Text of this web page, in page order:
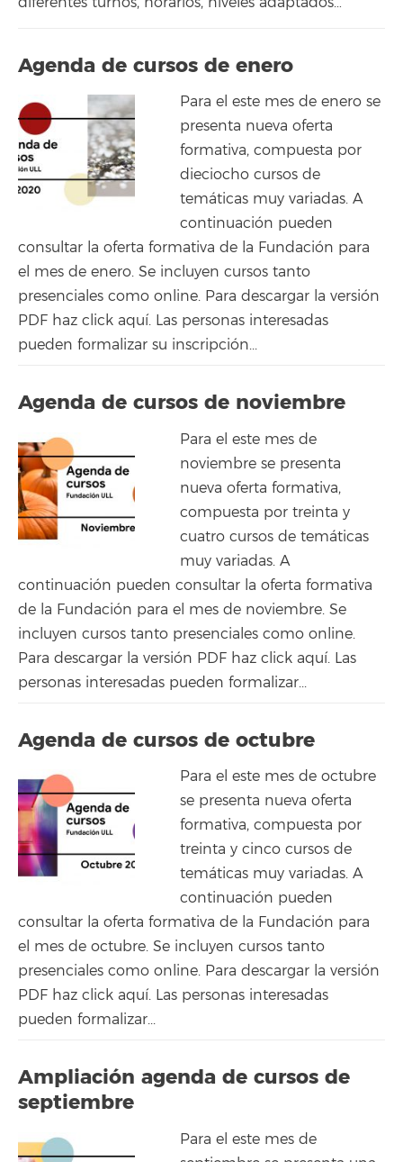
Agenda de cursos de enero
Para el este mes de enero se
presenta nueva oferta
formativa, compuesta por
dieciocho cursos de
temáticas muy variadas. A
continuación pueden
consultar la oferta formativa de la Fundación para
el mes de enero. Se incluyen cursos tanto
presenciales como online. Para descargar la versión
PDF haz click aquí. Las personas interesadas
pueden formalizar su inscripción...
Agenda de cursos de noviembre
Para el este mes de
noviembre se presenta
nueva oferta formativa,
compuesta por treinta y
cuatro cursos de temáticas
muy variadas. A
continuación pueden consultar la oferta formativa
de la Fundación para el mes de noviembre. Se
incluyen cursos tanto presenciales como online.
Para descargar la versión PDF haz click aquí. Las
personas interesadas pueden formalizar...
Agenda de cursos de octubre
Para el este mes de octubre
se presenta nueva oferta
formativa, compuesta por
treinta y cinco cursos de
temáticas muy variadas. A
continuación pueden
consultar la oferta formativa de la Fundación para
el mes de octubre. Se incluyen cursos tanto
presenciales como online. Para descargar la versión
PDF haz click aquí. Las personas interesadas
pueden formalizar...
Ampliación agenda de cursos de
septiembre
Para el este mes de